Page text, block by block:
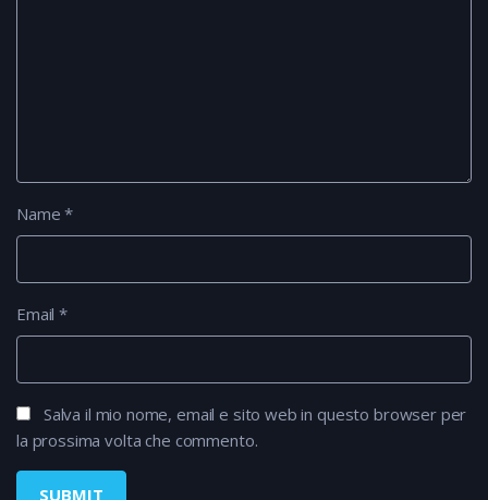
Name*
Email*
Salva il mio nome, email e sito web in questo browser per
la prossima volta che commento.